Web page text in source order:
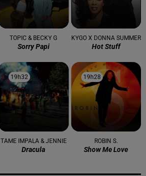
TOPIC & BECKY G
Sorry Papi
KYGO X DONNA SUMMER
Hot Stuff
19h32
19h32
TAME IMPALA & JENNIE
Dracula
19h28
19h28
ROBIN S.
Show Me Love